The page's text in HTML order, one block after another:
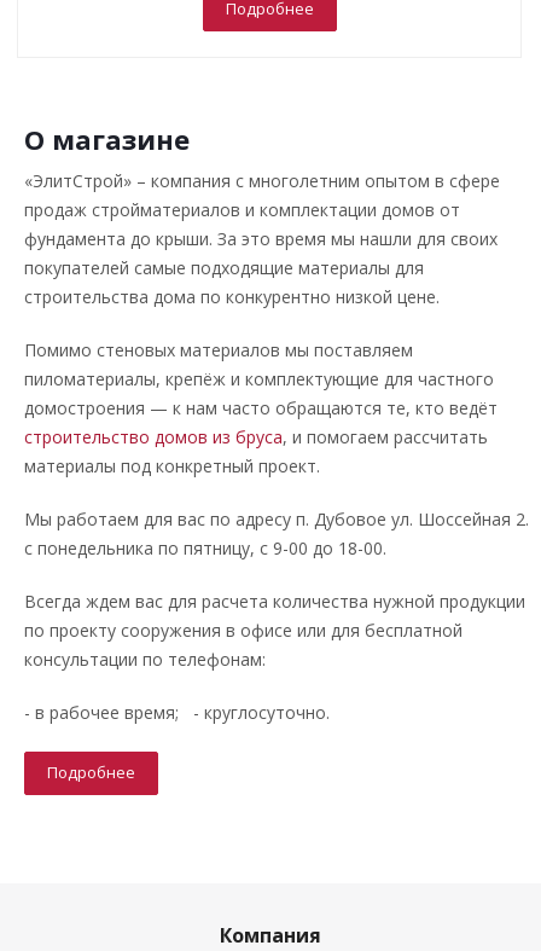
Подробнее
О магазине
«ЭлитСтрой» – компания с многолетним опытом в сфере
продаж стройматериалов и комплектации домов от
фундамента до крыши. За это время мы нашли для своих
покупателей самые подходящие материалы для
строительства дома по конкурентно низкой цене.
Помимо стеновых материалов мы поставляем
пиломатериалы, крепёж и комплектующие для частного
домостроения — к нам часто обращаются те, кто ведёт
строительство домов из бруса, и помогаем рассчитать
материалы под конкретный проект.
Мы работаем для вас по адресу п. Дубовое ул. Шоссейная 2.
с понедельника по пятницу, с 9-00 до 18-00.
Всегда ждем вас для расчета количества нужной продукции
по проекту сооружения в офисе или для бесплатной
консультации по телефонам:
- в рабочее время; - круглосуточно.
Подробнее
Компания